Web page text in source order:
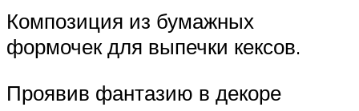
Композиция из бумажных
формочек для выпечки кексов.
Проявив фантазию в декоре